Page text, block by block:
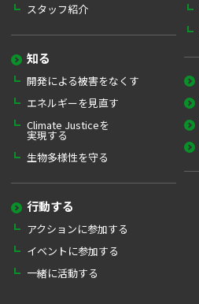
スタッフ紹介
知る
開発による被害をなくす
エネルギーを見直す
Climate Justiceを
実現する
生物多様性を守る
行動する
アクションに参加する
イベントに参加する
一緒に活動する